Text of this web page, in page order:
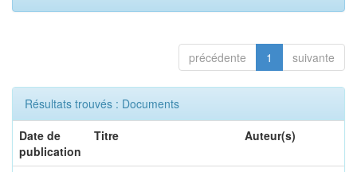
précédente 1 suivante
Résultats trouvés : Documents
Date de
publication
Titre Auteur(s)